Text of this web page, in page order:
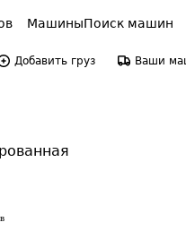
МашиныПоиск машин
Добавить груз Ваши